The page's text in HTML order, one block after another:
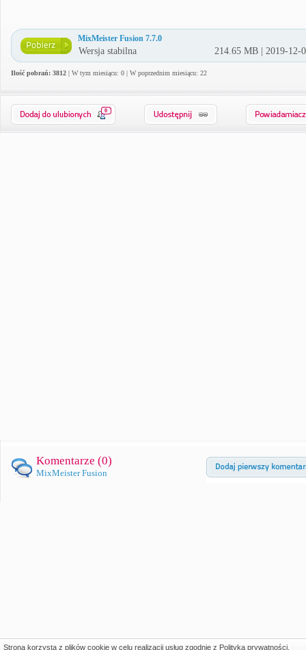
MixMeister Fusion 7.7.0
Wersja stabilna 214.65 MB | 2019-12-
Ilość pobrań: 3812 | W tym miesiącu: 0 | W poprzednim miesiącu: 22
0
Komentarze (0)
MixMeister Fusion
Strona korzysta z plików cookie w celu realizacji usług zgodnie z Polityką prywatności.